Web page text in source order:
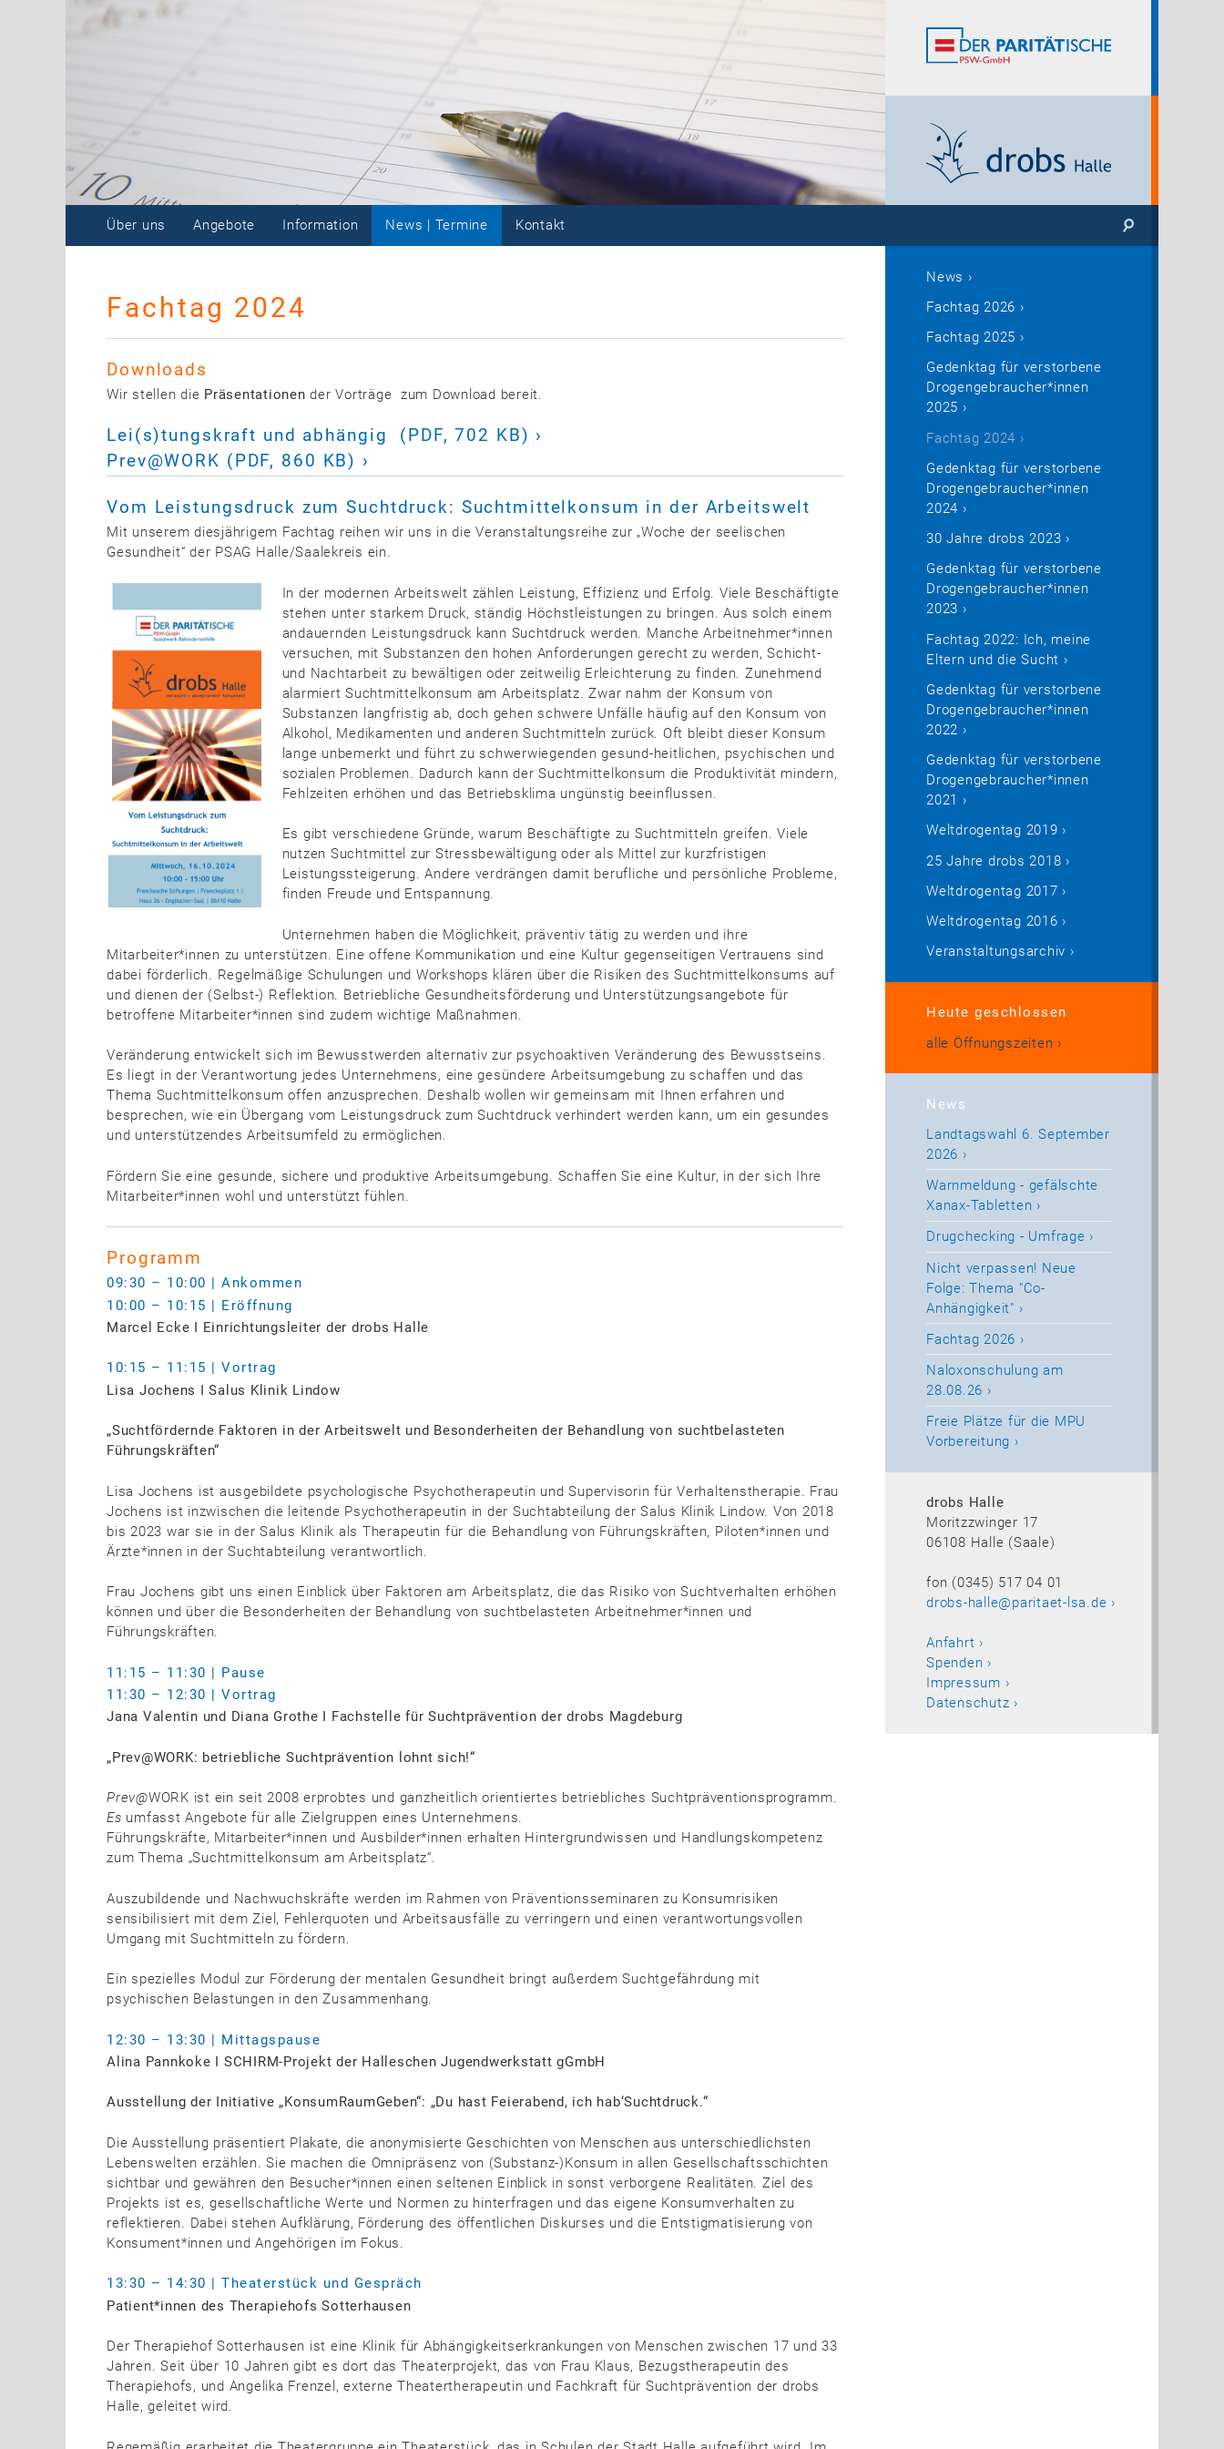
Über uns Angebote Information News | Termine Kontakt
News
Fachtag 2026
Fachtag 2025
Gedenktag für verstorbene
Drogengebraucher*innen
2025
Fachtag 2024
Gedenktag für verstorbene
Drogengebraucher*innen
2024
30 Jahre drobs 2023
Gedenktag für verstorbene
Drogengebraucher*innen
2023
Fachtag 2022: Ich, meine
Eltern und die Sucht
Gedenktag für verstorbene
Drogengebraucher*innen
2022
Gedenktag für verstorbene
Drogengebraucher*innen
2021
Weltdrogentag 2019
25 Jahre drobs 2018
Weltdrogentag 2017
Weltdrogentag 2016
Veranstaltungsarchiv
Heute geschlossen
alle Öffnungszeiten
Fachtag 2024
Downloads
Wir stellen die Präsentationen der Vorträge zum Download bereit.
Lei(s)tungskraft und abhängig (PDF, 702 KB)
Prev@WORK (PDF, 860 KB)
Vom Leistungsdruck zum Suchtdruck: Suchtmittelkonsum in der Arbeitswelt
Mit unserem diesjährigem Fachtag reihen wir uns in die Veranstaltungsreihe zur „Woche der seelischen
Gesundheit“ der PSAG Halle/Saalekreis ein.
In der modernen Arbeitswelt zählen Leistung, Effizienz und Erfolg. Viele Beschäftigte
stehen unter starkem Druck, ständig Höchstleistungen zu bringen. Aus solch einem
andauernden Leistungsdruck kann Suchtdruck werden. Manche Arbeitnehmer*innen
versuchen, mit Substanzen den hohen Anforderungen gerecht zu werden, Schicht-
und Nachtarbeit zu bewältigen oder zeitweilig Erleichterung zu finden. Zunehmend
alarmiert Suchtmittelkonsum am Arbeitsplatz. Zwar nahm der Konsum von
Substanzen langfristig ab, doch gehen schwere Unfälle häufig auf den Konsum von
Alkohol, Medikamenten und anderen Suchtmitteln zurück. Oft bleibt dieser Konsum
lange unbemerkt und führt zu schwerwiegenden gesund-heitlichen, psychischen und
sozialen Problemen. Dadurch kann der Suchtmittelkonsum die Produktivität mindern,
Fehlzeiten erhöhen und das Betriebsklima ungünstig beeinflussen.
Es gibt verschiedene Gründe, warum Beschäftigte zu Suchtmitteln greifen. Viele
nutzen Suchtmittel zur Stressbewältigung oder als Mittel zur kurzfristigen
Leistungssteigerung. Andere verdrängen damit berufliche und persönliche Probleme,
finden Freude und Entspannung.
Unternehmen haben die Möglichkeit, präventiv tätig zu werden und ihre
Mitarbeiter*innen zu unterstützen. Eine offene Kommunikation und eine Kultur gegenseitigen Vertrauens sind
dabei förderlich. Regelmäßige Schulungen und Workshops klären über die Risiken des Suchtmittelkonsums auf
und dienen der (Selbst-) Reflektion. Betriebliche Gesundheitsförderung und Unterstützungsangebote für
betroffene Mitarbeiter*innen sind zudem wichtige Maßnahmen.
Veränderung entwickelt sich im Bewusstwerden alternativ zur psychoaktiven Veränderung des Bewusstseins.
Es liegt in der Verantwortung jedes Unternehmens, eine gesündere Arbeitsumgebung zu schaffen und das
Thema Suchtmittelkonsum offen anzusprechen. Deshalb wollen wir gemeinsam mit Ihnen erfahren und
besprechen, wie ein Übergang vom Leistungsdruck zum Suchtdruck verhindert werden kann, um ein gesundes
und unterstützendes Arbeitsumfeld zu ermöglichen.
Fördern Sie eine gesunde, sichere und produktive Arbeitsumgebung. Schaffen Sie eine Kultur, in der sich Ihre
Mitarbeiter*innen wohl und unterstützt fühlen.
Programm
09:30 – 10:00 | Ankommen
10:00 – 10:15 | Eröffnung
Marcel Ecke I Einrichtungsleiter der drobs Halle
10:15 – 11:15 | Vortrag
Lisa Jochens I Salus Klinik Lindow
„Suchtfördernde Faktoren in der Arbeitswelt und Besonderheiten der Behandlung von suchtbelasteten
Führungskräften“
Lisa Jochens ist ausgebildete psychologische Psychotherapeutin und Supervisorin für Verhaltenstherapie. Frau
Jochens ist inzwischen die leitende Psychotherapeutin in der Suchtabteilung der Salus Klinik Lindow. Von 2018
bis 2023 war sie in der Salus Klinik als Therapeutin für die Behandlung von Führungskräften, Piloten*innen und
Ärzte*innen in der Suchtabteilung verantwortlich.
Frau Jochens gibt uns einen Einblick über Faktoren am Arbeitsplatz, die das Risiko von Suchtverhalten erhöhen
können und über die Besonderheiten der Behandlung von suchtbelasteten Arbeitnehmer*innen und
Führungskräften.
11:15 – 11:30 | Pause
11:30 – 12:30 | Vortrag
Jana Valentin und Diana Grothe I Fachstelle für Suchtprävention der drobs Magdeburg
„Prev@WORK: betriebliche Suchtprävention lohnt sich!“
Prev@WORK ist ein seit 2008 erprobtes und ganzheitlich orientiertes betriebliches Suchtpräventionsprogramm.
Es umfasst Angebote für alle Zielgruppen eines Unternehmens.
Führungskräfte, Mitarbeiter*innen und Ausbilder*innen erhalten Hintergrundwissen und Handlungskompetenz
zum Thema „Suchtmittelkonsum am Arbeitsplatz“.
Auszubildende und Nachwuchskräfte werden im Rahmen von Präventionsseminaren zu Konsumrisiken
sensibilisiert mit dem Ziel, Fehlerquoten und Arbeitsausfälle zu verringern und einen verantwortungsvollen
Umgang mit Suchtmitteln zu fördern.
Ein spezielles Modul zur Förderung der mentalen Gesundheit bringt außerdem Suchtgefährdung mit
psychischen Belastungen in den Zusammenhang.
12:30 – 13:30 | Mittagspause
Alina Pannkoke I SCHIRM-Projekt der Halleschen Jugendwerkstatt gGmbH
Ausstellung der Initiative „KonsumRaumGeben“: „Du hast Feierabend, ich hab‘Suchtdruck.“
Die Ausstellung präsentiert Plakate, die anonymisierte Geschichten von Menschen aus unterschiedlichsten
Lebenswelten erzählen. Sie machen die Omnipräsenz von (Substanz-)Konsum in allen Gesellschaftsschichten
sichtbar und gewähren den Besucher*innen einen seltenen Einblick in sonst verborgene Realitäten. Ziel des
Projekts ist es, gesellschaftliche Werte und Normen zu hinterfragen und das eigene Konsumverhalten zu
reflektieren. Dabei stehen Aufklärung, Förderung des öffentlichen Diskurses und die Entstigmatisierung von
Konsument*innen und Angehörigen im Fokus.
13:30 – 14:30 | Theaterstück und Gespräch
Patient*innen des Therapiehofs Sotterhausen
Der Therapiehof Sotterhausen ist eine Klinik für Abhängigkeitserkrankungen von Menschen zwischen 17 und 33
Jahren. Seit über 10 Jahren gibt es dort das Theaterprojekt, das von Frau Klaus, Bezugstherapeutin des
Therapiehofs, und Angelika Frenzel, externe Theatertherapeutin und Fachkraft für Suchtprävention der drobs
Halle, geleitet wird.
News
Landtagswahl 6. September
2026
Warnmeldung - gefälschte
Xanax-Tabletten
Drugchecking - Umfrage
Nicht verpassen! Neue
Folge: Thema "Co-
Anhängigkeit"
Fachtag 2026
Naloxonschulung am
28.08.26
Freie Plätze für die MPU
Vorbereitung
drobs Halle
Moritzzwinger 17
06108 Halle (Saale)
fon (0345) 517 04 01
drobs-halle@paritaet-lsa.de
Anfahrt
Spenden
Impressum
Datenschutz